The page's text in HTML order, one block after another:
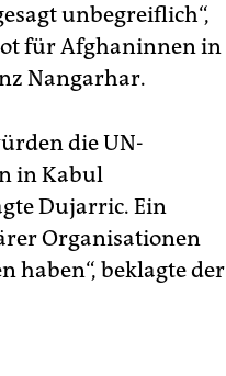
unbegreiflich“,
für Afghaninnen in
Nangarhar.
die UN-
in Kabul
Dujarric. Ein
Organisationen
haben“, beklagte der